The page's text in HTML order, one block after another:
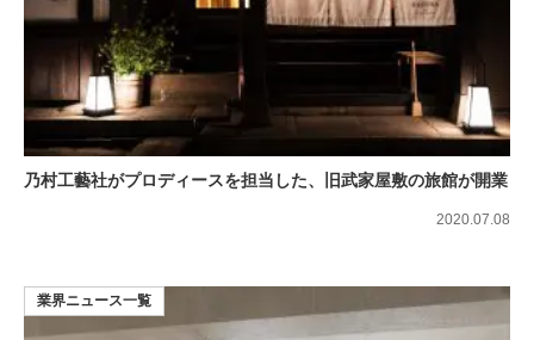
乃村工藝社がプロディースを担当した、旧武家屋敷の旅館が開業
2020.07.08
業界ニュース一覧